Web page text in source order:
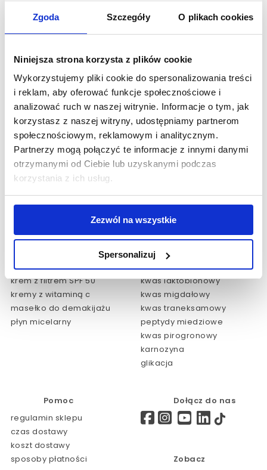
Zgoda Szczegóły O plikach cookies
Niniejsza strona korzysta z plików cookie
Wykorzystujemy pliki cookie do spersonalizowania treści
i reklam, aby oferować funkcje społecznościowe i
analizować ruch w naszej witrynie. Informacje o tym, jak
korzystasz z naszej witryny, udostępniamy partnerom
społecznościowym, reklamowym i analitycznym.
Partnerzy mogą połączyć te informacje z innymi danymi
otrzymanymi od Ciebie lub uzyskanymi podczas
korzystania z ich usług.
Zezwól na wszystkie
Spersonalizuj
O firmie
o nas
kontakt
aktualności
dotacje/przetargi
Polecane produkty:
krem przeciwzmarszczkowy
krem z filtrem SPF 50
kremy z witaminą c
masełko do demakijażu
płyn micelarny
Gdzie kupić
sklep www
Salony Polska
HOME EXPERT
NOWOŚCI
kwas laktobionowy
kwas migdałowy
kwas traneksamowy
peptydy miedziowe
kwas pirogronowy
karnozyna
glikacja
Pomoc
regulamin sklepu
czas dostawy
koszt dostawy
sposoby płatności
Dołącz do nas
Zobacz